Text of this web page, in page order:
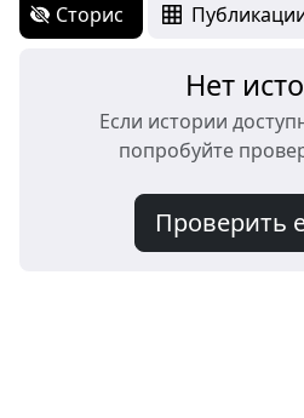
Сторис
Нет
Если истории
попробуйте
Проверить